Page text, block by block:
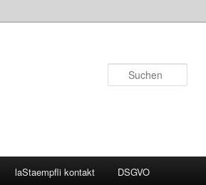
laStaempfli kontakt DSGVO